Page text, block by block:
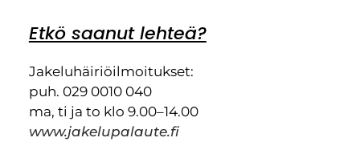
Etkö saanut lehteä?
Jakeluhäiriöilmoitukset:
puh. 029 0010 040
ma, ti ja to klo 9.00–14.00
www.jakelupalaute.fi